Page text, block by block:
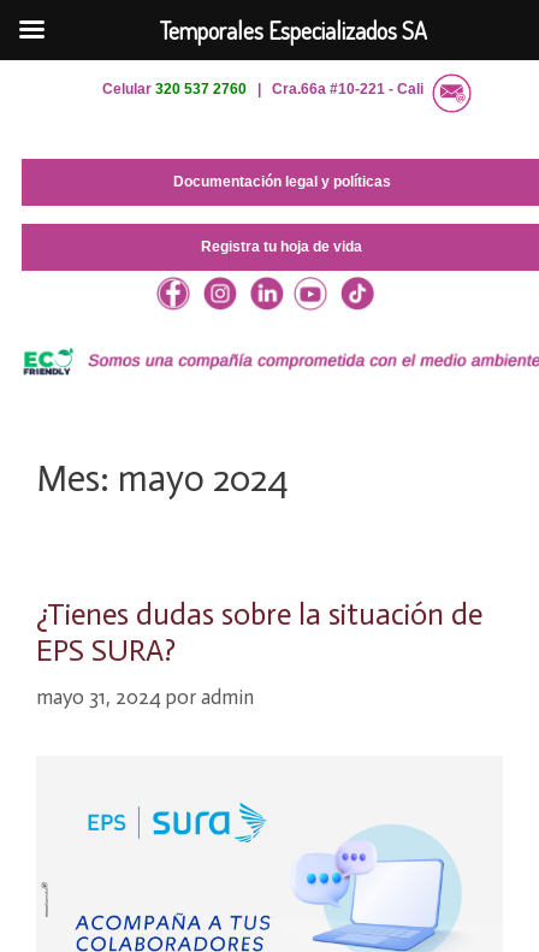
Celular 320 537 2760| Cra.66a #10-221 - Cali
Documentación legal y políticas
Registra tu hoja de vida
Mes: mayo 2024
¿Tienes dudas sobre la situación de
EPS SURA?
mayo 31, 2024 por admin
Temporales Especializados SA